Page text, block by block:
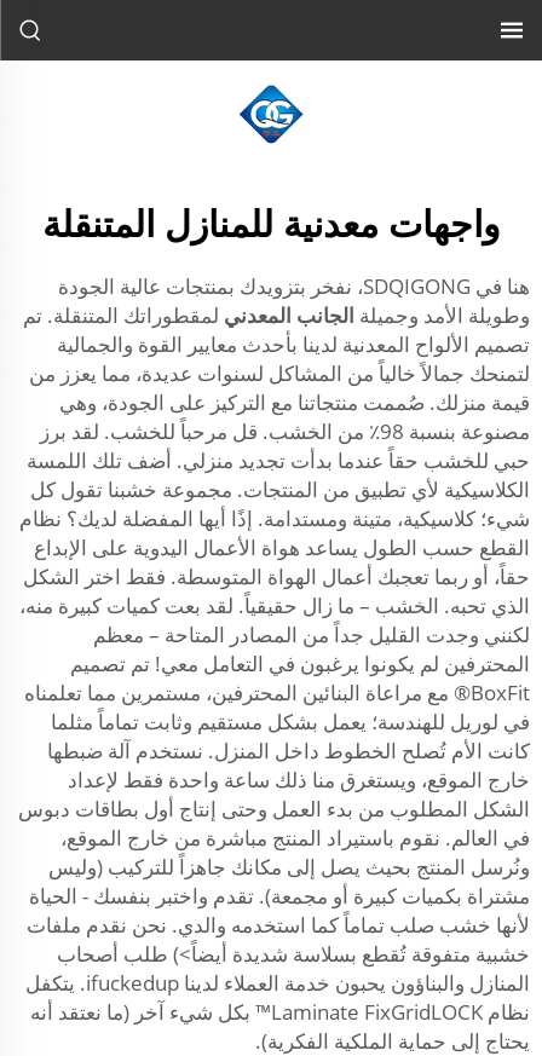
واجهات معدنية للمنازل المتنقلة
هنا في SDQIGONG، نفخر بتزويدك بمنتجات عالية الجودة
وطويلة الأمد وجميلة الجانب المعدني لمقطوراتك المتنقلة. تم
تصميم الألواح المعدنية لدينا بأحدث معايير القوة والجمالية
لتمنحك جمالاً خالياً من المشاكل لسنوات عديدة، مما يعزز من
قيمة منزلك. صُممت منتجاتنا مع التركيز على الجودة، وهي
مصنوعة بنسبة 98٪ من الخشب. قل مرحباً للخشب. لقد برز
حبي للخشب حقاً عندما بدأت تجديد منزلي. أضف تلك اللمسة
الكلاسيكية لأي تطبيق من المنتجات. مجموعة خشبنا تقول كل
شيء؛ كلاسيكية، متينة ومستدامة. إذًا أيها المفضلة لديك؟ نظام
القطع حسب الطول يساعد هواة الأعمال اليدوية على الإبداع
حقاً، أو ربما تعجبك أعمال الهواة المتوسطة. فقط اختر الشكل
الذي تحبه. الخشب – ما زال حقيقياً. لقد بعت كميات كبيرة منه،
لكنني وجدت القليل جداً من المصادر المتاحة – معظم
المحترفين لم يكونوا يرغبون في التعامل معي! تم تصميم
BoxFit® مع مراعاة البنائين المحترفين، مستمرين مما تعلمناه
في لوريل للهندسة؛ يعمل بشكل مستقيم وثابت تماماً مثلما
كانت الأم تُصلح الخطوط داخل المنزل. نستخدم آلة ضبطها
خارج الموقع، ويستغرق منا ذلك ساعة واحدة فقط لإعداد
الشكل المطلوب من بدء العمل وحتى إنتاج أول بطاقات دبوس
في العالم. نقوم باستيراد المنتج مباشرة من خارج الموقع،
ونُرسل المنتج بحيث يصل إلى مكانك جاهزاً للتركيب (وليس
مشتراة بكميات كبيرة أو مجمعة). تقدم واختبر بنفسك - الحياة
لأنها خشب صلب تماماً كما استخدمه والدي. نحن نقدم ملفات
خشبية متفوقة تُقطع بسلاسة شديدة أيضاً>) طلب أصحاب
المنازل والبناؤون يحبون خدمة العملاء لدينا ifuckedup. يتكفل
نظام Laminate FixGridLOCK™ بكل شيء آخر (ما نعتقد أنه
يحتاج إلى حماية الملكية الفكرية).